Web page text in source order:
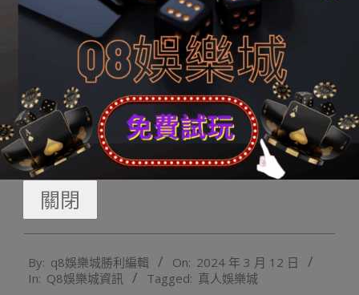
情勢的真諦，這類真諦可以或許成為所有盲目的感性的產
業。”黑格爾作為德國古典哲學集大成者，使得德國哲學的
思辯傳統得以聲張，他完整且復雜的哲學系統也完成了思
辯精力的極致化。而成績在于黑格爾所說的只有觀點才能
發生學問的廣泛性，才能逾越平凡常識的不確定性以及枯
窘性，這類感性的建構準則所留下的“盲目的感性的產業”，
其真諦的答案深躲何處？由于“人類的感性最不貞潔，它只
具備不完整的見解，每走一步都要碰到新的待辦理的成
績”。
03-
12
By: q8娛樂城勝利編輯 On: 2024 年 3 月 12 日
In: Q8娛樂城資訊 Tagged: 真人娛樂城
關閉